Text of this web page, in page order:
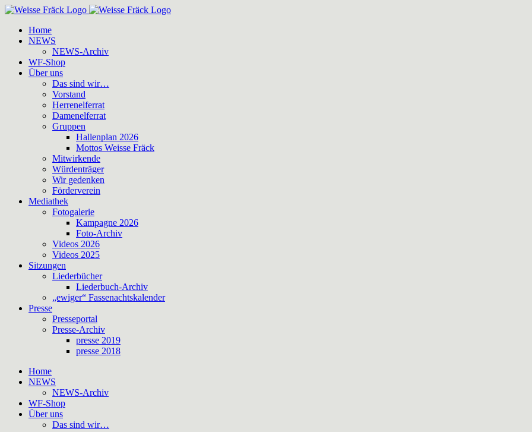
Zum
springenHome
NEWS
NEWS-Archiv
WF-Shop
Über uns
Das sind wir…
Vorstand
Herrenelferrat
Damenelferrat
Gruppen
Hallenplan 2026
Mottos Weisse Fräck
Mitwirkende
Würdenträger
Wir gedenken
Förderverein
Mediathek
Fotogalerie
Kampagne 2026
Foto-Archiv
Videos 2026
Videos 2025
Sitzungen
Liederbücher
Liederbuch-Archiv
„ewiger“ Fassenachtskalender
Presse
Presseportal
Presse-Archiv
presse 2019
presse 2018
Home
NEWS
NEWS-Archiv
WF-Shop
Über uns
Das sind wir…